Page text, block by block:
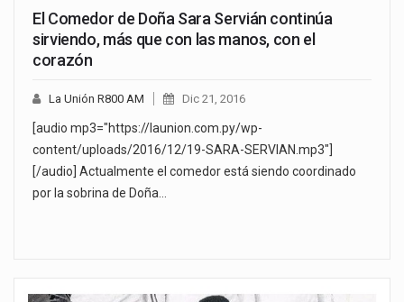
El Comedor de Doña Sara Servián continúa
sirviendo, más que con las manos, con el
corazón
La Unión R800 AM Dic 21, 2016
[audio mp3="https://launion.com.py/wp-
content/uploads/2016/12/19-SARA-SERVIAN.mp3"]
[/audio] Actualmente el comedor está siendo coordinado
por la sobrina de Doña…